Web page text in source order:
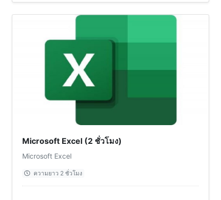
Microsoft Excel (2 ชั่วโมง)
Microsoft Excel
ความยาว 2 ชั่วโมง